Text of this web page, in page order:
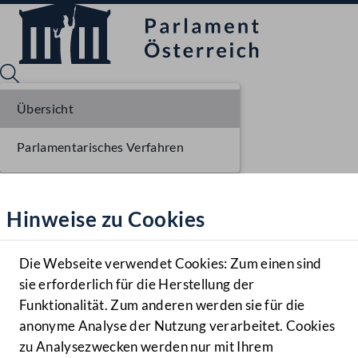
Hilfe
Benutzer
Navigationsmenü öffnen
MENÜ
Hinweise zu Cookies
Die Webseite verwendet Cookies: Zum einen sind
sie erforderlich für die Herstellung der
Funktionalität. Zum anderen werden sie für die
anonyme Analyse der Nutzung verarbeitet. Cookies
zu Analysezwecken werden nur mit Ihrem
Übersicht
Parlamentarisches Verfahren